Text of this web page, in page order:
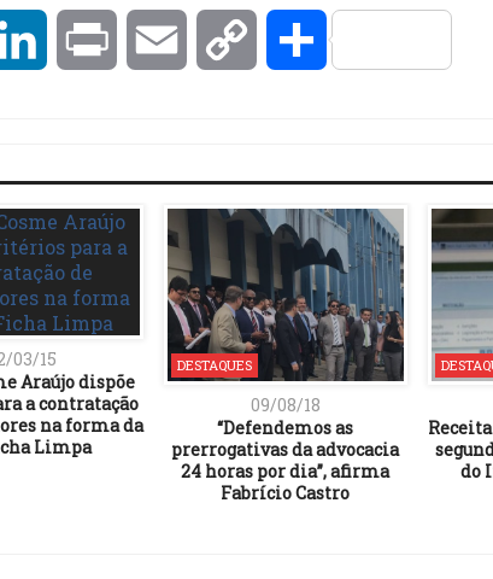
LinkedInPrint Email Copy Compartilhar
03/15
Araújo dispõe
a contratação
na forma da
Limpa
DESTAQUES
09/08/18
“Defendemos as
prerrogativas da advocacia
24 horas por dia”, afirma
Fabrício Castro
do